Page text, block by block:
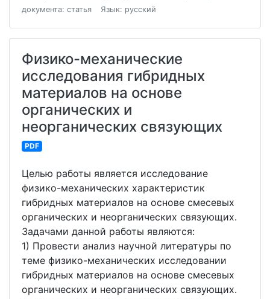
документа: статья
Язык: русский
Физико-механические
исследования гибридных
материалов на основе
органических и
неорганических связующих
PDF
Целью работы является исследование
физико-механических характеристик
гибридных материалов на основе смесевых
органических и неорганических связующих.
Задачами данной работы являются:
1) Провести анализ научной литературы по
теме физико-механических исследовании
гибридных материалов на основе смесевых
органических и неорганических связующих.